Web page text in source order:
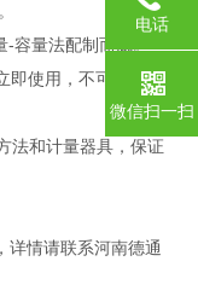
量法配制而成。
即使用，不可再次熔
和计量器具，保证
详情请联系河南德通
电话
微信扫一扫